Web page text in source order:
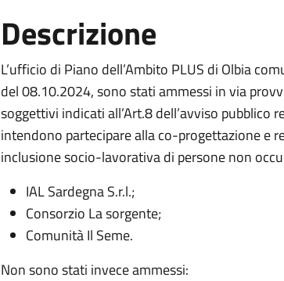
Descrizione
L’ufficio di Piano dell’Ambito PLUS di Olbia
del 08.10.2024, sono stati ammessi in via
soggettivi indicati all’Art.8 dell’avviso pubblico
intendono partecipare alla co-progettazione e
inclusione socio-lavorativa di persone non
IAL Sardegna S.r.l.;
Consorzio La sorgente;
Comunità Il Seme.
Non sono stati invece ammessi: